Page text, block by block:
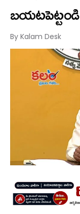
By Kalam Desk